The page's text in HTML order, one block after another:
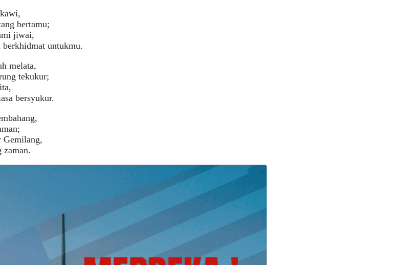
bertamu;
jiwai,
berkhidmat untukmu.
melata,
tekukur;
bersyukur.
Gemilang,
zaman.